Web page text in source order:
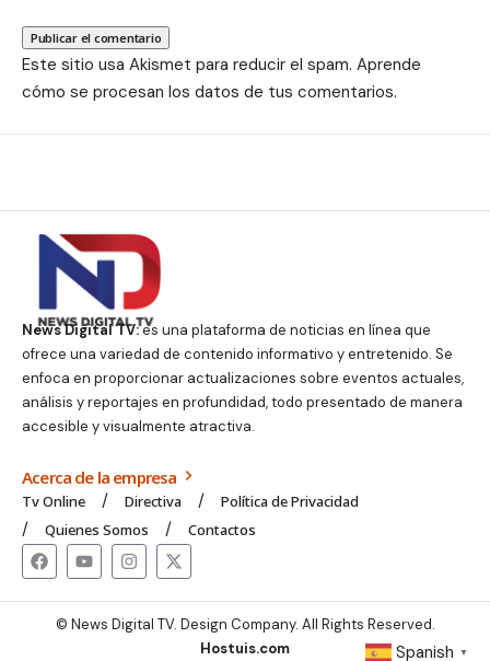
Este sitio usa Akismet para reducir el spam. Aprende
cómo se procesan los datos de tus comentarios.
News Digital TV:es una plataforma de noticias en línea que
ofrece una variedad de contenido informativo y entretenido. Se
enfoca en proporcionar actualizaciones sobre eventos actuales,
análisis y reportajes en profundidad, todo presentado de manera
accesible y visualmente atractiva.
Acerca de la empresa
Tv Online Directiva
Política de Privacidad
Quienes Somos
Contactos
© News Digital TV. Design Company. All Rights Reserved.
Hostuis.com
Spanish ▼